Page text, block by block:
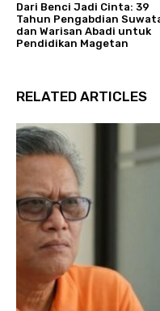
Dari Benci Jadi Cinta: 39
Tahun Pengabdian
dan Warisan Abadi untuk
Pendidikan Magetan
RELATED ARTICLES